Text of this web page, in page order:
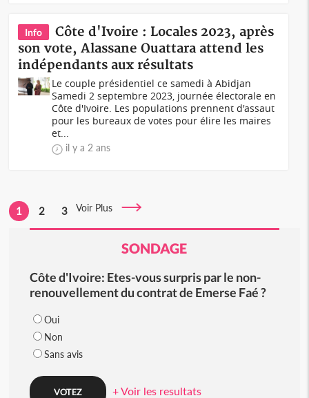
Info
Côte d'Ivoire : Locales 2023, après
son vote, Alassane Ouattara attend les
indépendants aux résultats
Le couple présidentiel ce samedi à Abidjan
Samedi 2 septembre 2023, journée électorale en
Côte d'Ivoire. Les populations prennent d'assaut
pour les bureaux de votes pour élire les maires
et...
il y a 2 ans
1 2 3 Voir Plus
SONDAGE
Côte d'Ivoire: Etes-vous surpris par le non-
renouvellement du contrat de Emerse Faé ?
Oui
Non
Sans avis
+ Voir les resultats